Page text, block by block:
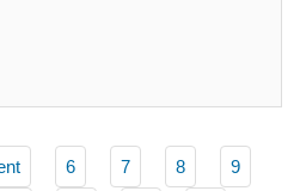
6 7 8 9